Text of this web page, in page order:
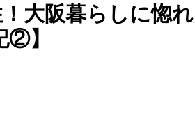
大阪暮らしに惚れ
②】